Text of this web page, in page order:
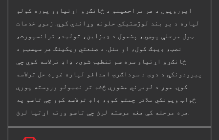
ایورویون د هر مراجعینو د ځانګړو اړتیاوو پوره کولو
لپاره د یو بند لوژستیکي حلونه وړاندې کوي. زموږ خدمات
ټول مرحلې پوښي، پشمول د ډیزاین، تولید، ترانسپورت،
نصب، ډیبګ کول، او منل. د صنعتي ریکینګ هر سیسټم د
ځانګړو اړتیاو سره سم تنظیم شوی، ډاډ ترلاسه کوي چې
پیرودونکي د دوی د سوداګرۍ اهدافو لپاره غوره حل ترلاسه
کوي. موږ د لومړني مشورې څخه تر نصبولو وروسته پورې
ځواب ویونکي ملاتړ چمتو کوو، ډاډ ترلاسه کوو چې تاسو په
هره مرحله کې هغه مرسته لرئ چې تاسو ورته اړتیا لرئ.